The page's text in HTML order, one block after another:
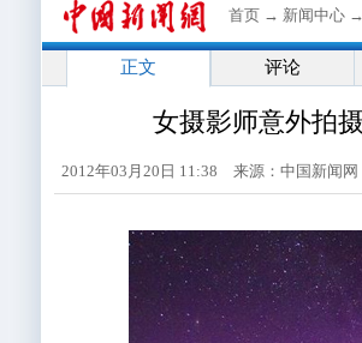
首页 → 新闻中心
正文 评论
女摄影师意外拍
2012年03月20日 11:38 来源：中国新闻